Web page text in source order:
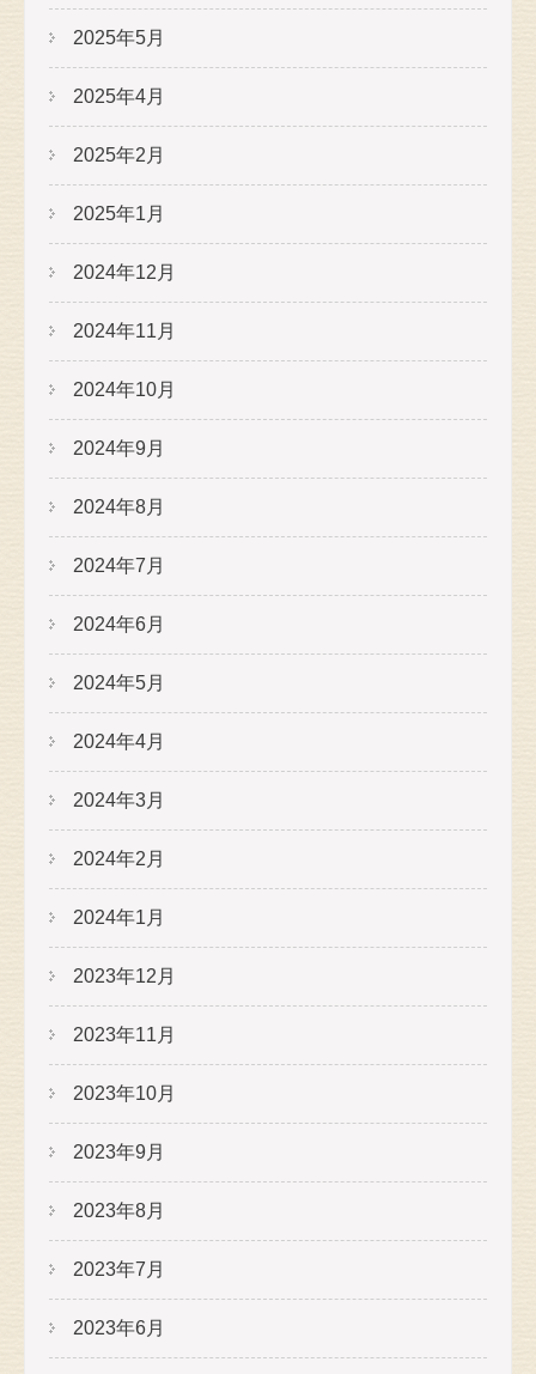
2025年5月
2025年4月
2025年2月
2025年1月
2024年12月
2024年11月
2024年10月
2024年9月
2024年8月
2024年7月
2024年6月
2024年5月
2024年4月
2024年3月
2024年2月
2024年1月
2023年12月
2023年11月
2023年10月
2023年9月
2023年8月
2023年7月
2023年6月